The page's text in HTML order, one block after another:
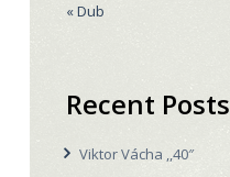
« Dub
Recent Posts
Viktor Vácha ,,40″